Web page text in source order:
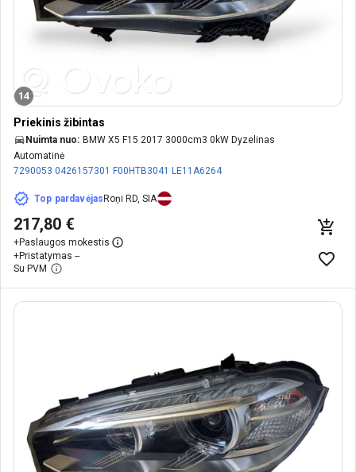
14
Priekinis žibintas
Nuimta nuo: BMW X5 F15 2017 3000cm3 0kW Dyzelinas
Automatinė
7290053 0426157301 F00HTB3041 LE11A6264
Top pardavėjasRoņi RD, SIA
217,80 €
+Paslaugos mokestis
+Pristatymas --
Su PVM